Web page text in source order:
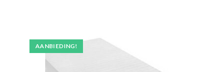
AANBIEDING!